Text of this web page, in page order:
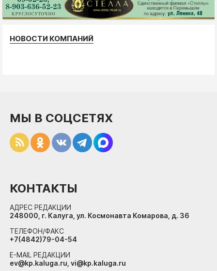
НОВОСТИ КОМПАНИЙ
МЫ В СОЦСЕТЯХ
КОНТАКТЫ
АДРЕС РЕДАКЦИИ
248000, г. Калуга, ул. Космонавта Комарова, д. 36
ТЕЛЕФОН/ФАКС
+7(4842)79-04-54
E-MAIL РЕДАКЦИИ
ev@kp.kaluga.ru, vi@kp.kaluga.ru